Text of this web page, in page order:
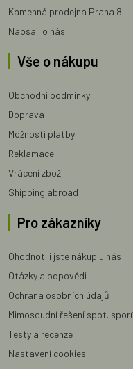
Kamenná prodejna Praha 8
Napsali o nás
Vše o nákupu
Obchodní podmínky
Doprava
Možnosti platby
Reklamace
Vrácení zboží
Shipping abroad
Pro zákazníky
Ohodnotili jste nákup u nás
Otázky a odpovědi
Ochrana osobních údajů
Mimosoudní řešení spot.
Testy a recenze
Nastavení cookies